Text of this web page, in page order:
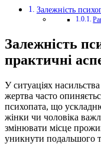
Залежність
Залежність
практичні
У ситуаціях
жертва часто
психопата, що
жінки чи чоловіка
змінювати місце
уникнути подальшого